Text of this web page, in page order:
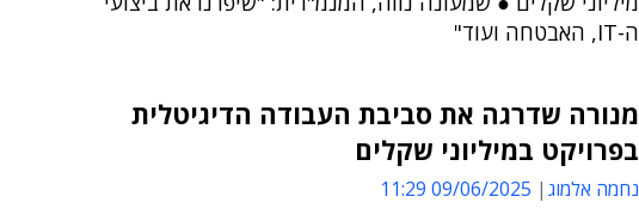
ה-IT, האבטחה ועוד"
מנורה שדרגה את סביבת העבודה הדיגיטלית
בפרויקט במיליוני שקלים
נחמה אלמוג 09/06/2025 11:29